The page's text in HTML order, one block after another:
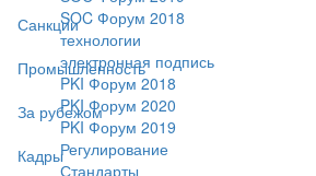
Санкции
Промышленность
За рубежом
Кадры
SOC Форум 2018
технологии
электронная подпись
PKI Форум 2018
PKI Форум 2020
PKI Форум 2019
Регулирование
Стандарты